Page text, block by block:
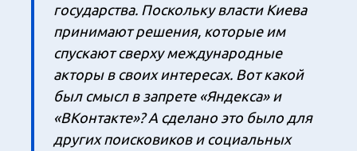
государства. Поскольку власти Киева
принимают решения, которые им
спускают сверху международные
акторы в своих интересах. Вот какой
был смысл в запрете «Яндекса» и
«ВКонтакте»? А сделано это было для
других поисковиков и социальных